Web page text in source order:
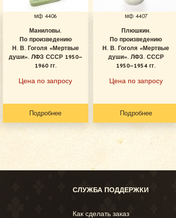
мф 4406
Маниловы.
По произведению
Н. В. Гоголя «Мертвые
души». ЛФЗ СССР 1950–
1960 гг.
Цена по запросу
Подробнее
мф 4407
Плюшкин.
По произведению
Н. В. Гоголя «Мертвые
души». ЛФЗ. СССР
1950–1954 гг.
Цена по запросу
Подробнее
СЛУЖБА ПОДДЕРЖКИ
Как сделать заказ